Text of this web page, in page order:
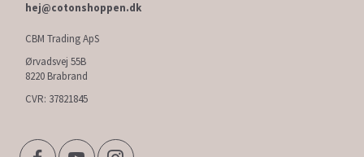
hej@cotonshoppen.dk
CBM Trading ApS
Ørvadsvej 55B
8220 Brabrand
CVR: 37821845